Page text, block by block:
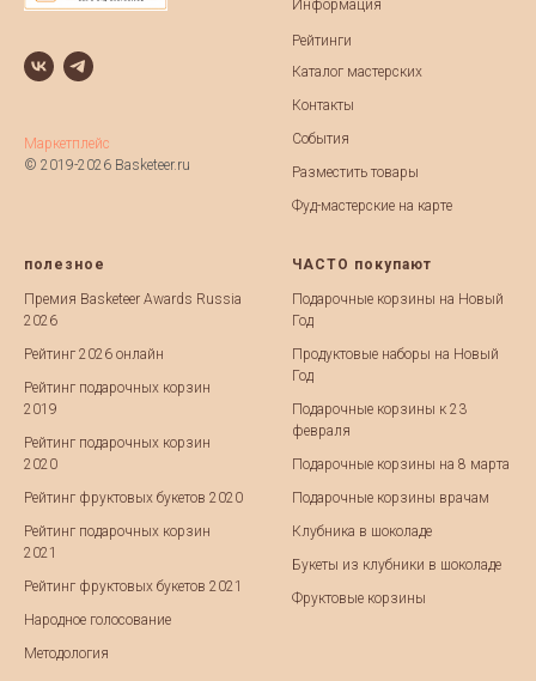
Маркетплейс
© 2019-2026 Basketeer.ru
Информация
Рейтинги
Каталог мастерских
Контакты
События
Разместить товары
Фуд-мастерские на карте
полезное
Премия Basketeer Awards Russia
2026
Рейтинг 2026 онлайн
Рейтинг подарочных корзин
2019
Рейтинг подарочных корзин
2020
Рейтинг фруктовых букетов 2020
Рейтинг подарочных корзин
2021
Рейтинг фруктовых букетов 2021
Народное голосование
Методология
ЧАСТО покупают
Подарочные корзины на Новый
Год
Продуктовые наборы на Новый
Год
Подарочные корзины к 23
февраля
Подарочные корзины на 8 марта
Подарочные корзины врачам
Клубника в шоколаде
Букеты из клубники в шоколаде
Фруктовые корзины